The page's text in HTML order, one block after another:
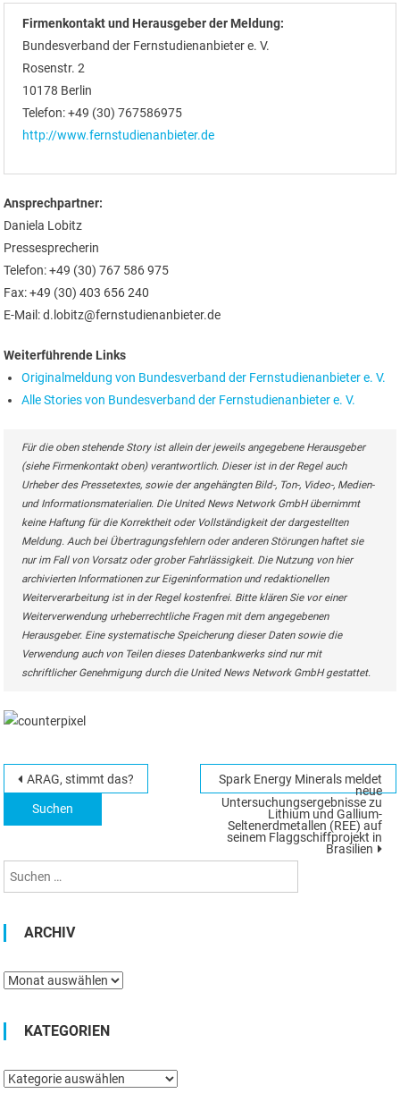
Firmenkontakt und Herausgeber der Meldung:
Bundesverband der Fernstudienanbieter e. V.
Rosenstr. 2
10178 Berlin
Telefon: +49 (30) 767586975
http://www.fernstudienanbieter.de
Ansprechpartner:
Daniela Lobitz
Pressesprecherin
Telefon: +49 (30) 767 586 975
Fax: +49 (30) 403 656 240
E-Mail: d.lobitz@fernstudienanbieter.de
Weiterführende Links
Originalmeldung von Bundesverband der Fernstudienanbieter e. V.
Alle Stories von Bundesverband der Fernstudienanbieter e. V.
Für die oben stehende Story ist allein der jeweils angegebene Herausgeber
(siehe Firmenkontakt oben) verantwortlich. Dieser ist in der Regel auch
Urheber des Pressetextes, sowie der angehängten Bild-, Ton-, Video-, Medien-
und Informationsmaterialien. Die United News Network GmbH übernimmt
keine Haftung für die Korrektheit oder Vollständigkeit der dargestellten
Meldung. Auch bei Übertragungsfehlern oder anderen Störungen haftet sie
nur im Fall von Vorsatz oder grober Fahrlässigkeit. Die Nutzung von hier
archivierten Informationen zur Eigeninformation und redaktionellen
Weiterverarbeitung ist in der Regel kostenfrei. Bitte klären Sie vor einer
Weiterverwendung urheberrechtliche Fragen mit dem angegebenen
Herausgeber. Eine systematische Speicherung dieser Daten sowie die
Verwendung auch von Teilen dieses Datenbankwerks sind nur mit
schriftlicher Genehmigung durch die United News Network GmbH gestattet.
Beitragsnavigation
ARAG, stimmt das?
Spark Energy Minerals meldet
neue
Untersuchungsergebnisse zu
Lithium und Gallium-
Seltenerdmetallen (REE) auf
seinem Flaggschiffprojekt in
Brasilien
Suchen
nach:
ARCHIV
Archiv
KATEGORIEN
Kategorien